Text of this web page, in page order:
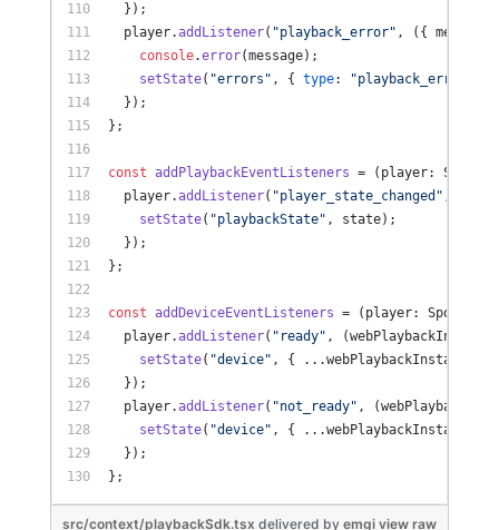
  });
  player.
addListener( "playback_error" , ( { message
console.error(message);
setState( "errors" , { type: "playback_error"
  });
};
const addPlaybackEventListeners = ( player:
  player.
addListener( "player_state_changed" ,
setState( "playbackState" , state);
  });
};
const addDeviceEventListeners = ( player:
  player.
addListener( "ready" , (webPlaybackInstance
setState( "device" , { ...webPlaybackInstance,
  });
  player.
addListener( "not_ready" , (
setState( "device" , { ...webPlaybackInstance,
  });
};
view raw
src/context/playbackSdk.tsx delivered by emgi